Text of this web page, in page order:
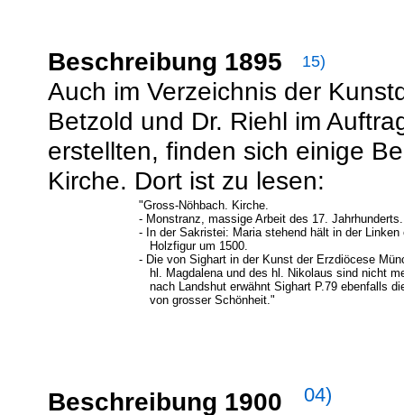
Beschreibung 1895 15)
Auch im Verzeichnis der
Betzold und Dr. Riehl im
erstellten, finden sich einige
Kirche. Dort ist zu lesen:
"Gross-Nöhbach. Kirche.
- Monstranz, massige Arbeit des 17.
- In der Sakristei: Maria stehend hält in der
Holzfigur um 1500.
- Die von Sighart in der Kunst der Erzdiöcese
hl. Magdalena und des hl. Nikolaus sind nicht
nach Landshut erwähnt Sighart P.79 ebenfalls
von grosser Schönheit."
Beschreibung 1900 04)